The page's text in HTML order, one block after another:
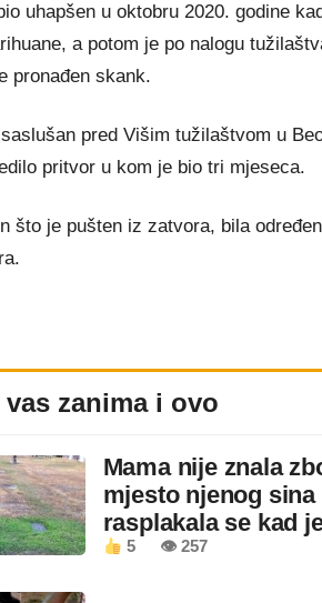
uhapšen u oktobru 2020. godine
a potom je po nalogu
pronađen skank.
pred Višim tužilaštvom u
pritvor u kom je bio tri mjeseca.
što je pušten iz zatvora, bila
vas zanima i ovo
Mama nije znala
mjesto njenog
rasplakala se kad
5 👁 257